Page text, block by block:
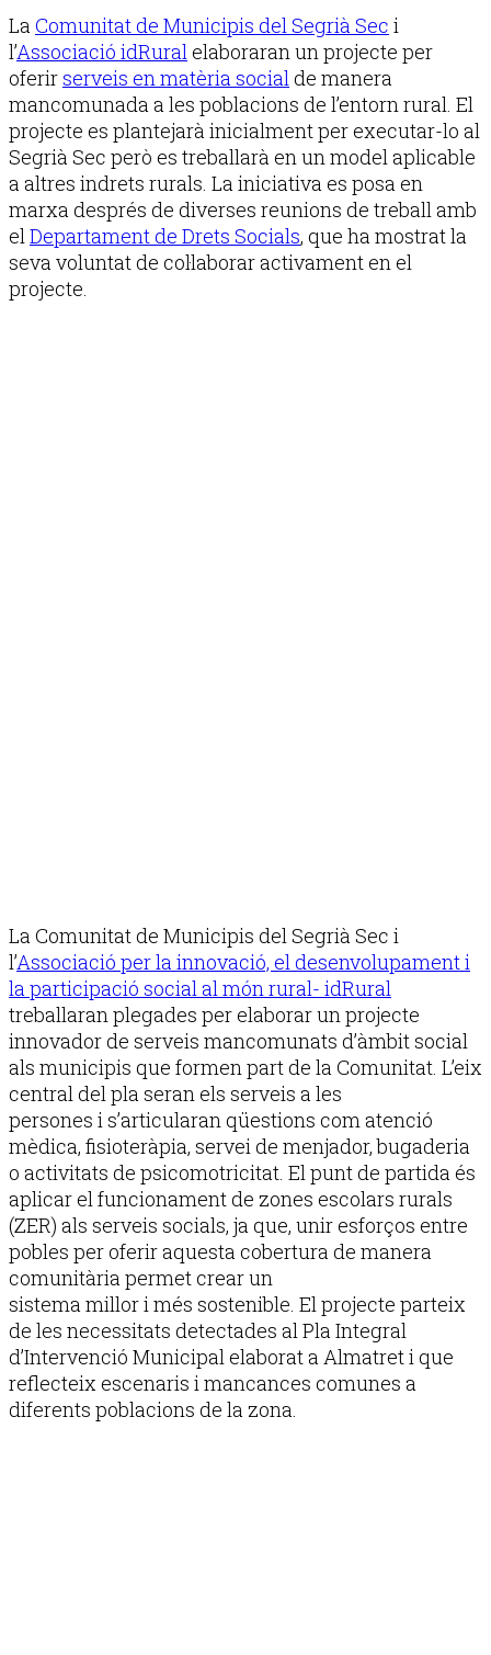
La Comunitat de Municipis del Segrià Sec i
l’Associació idRural elaboraran un projecte per
oferirserveis en matèria social de manera
mancomunada a les poblacions de l’entorn rural. El
projecte es plantejarà inicialment per executar-lo al
Segrià Sec però es treballarà en un model aplicable
a altres indrets rurals. La iniciativa es posa en
marxa després de diverses reunions de treball amb
el Departament de Drets Socials, que ha mostrat la
seva voluntat de col·laborar activament en el
projecte.
La Comunitat de Municipis del Segrià Sec i
l’Associació per la innovació, el desenvolupament i
la participació social al món rural- idRural
treballaran plegades per elaborar un projecte
innovador de serveis mancomunats d’àmbit social
als municipis que formen part de la Comunitat. L’eix
central del pla seran els serveis a les
persones i s’articularan qüestions com atenció
mèdica, fisioteràpia, servei de menjador, bugaderia
o activitats de psicomotricitat. El punt de partida és
aplicar el funcionament de zones escolars rurals
(ZER) als serveis socials, ja que, unir esforços entre
pobles per oferir aquesta cobertura de manera
comunitària permet crear un
sistema millor i més sostenible. El projecte parteix
de les necessitats detectades al Pla Integral
d’Intervenció Municipal elaborat a Almatret i que
reflecteix escenaris i mancances comunes a
diferents poblacions de la zona.